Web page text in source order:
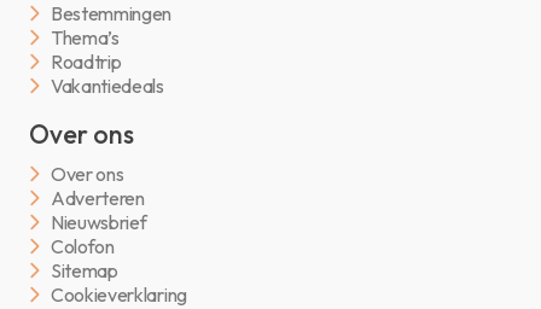
Bestemmingen
Thema’s
Roadtrip
Vakantiedeals
Over ons
Over ons
Adverteren
Nieuwsbrief
Colofon
Sitemap
Cookieverklaring